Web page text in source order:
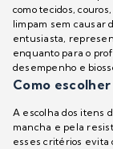
como tecidos,
limpam sem causar
entusiasta,
enquanto para o
desempenho e
Como
A escolha dos itens
mancha e pela
esses critérios evita